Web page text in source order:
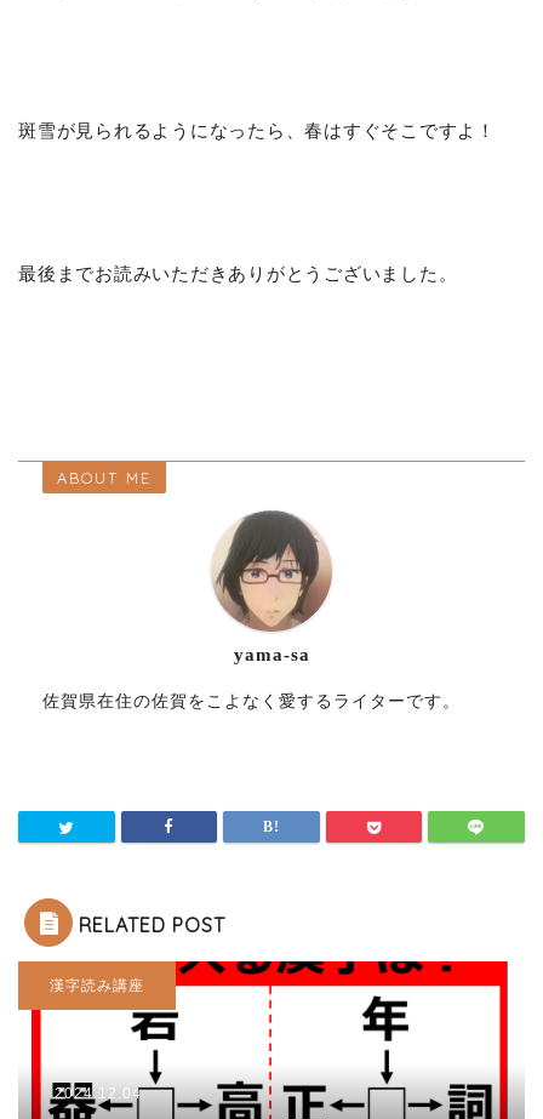
斑雪が見られるようになったら、春はすぐそこですよ！
最後までお読みいただきありがとうございました。
ABOUT ME
yama-sa
佐賀県在住の佐賀をこよなく愛するライターです。
RELATED POST
漢字読み講座
2024.12.04